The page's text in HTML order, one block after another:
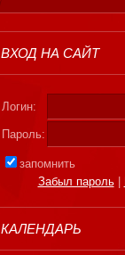
ВХОД НА САЙТ
Логин:
Пароль:
запомнить
Забыл пароль|
КАЛЕНДАРЬ